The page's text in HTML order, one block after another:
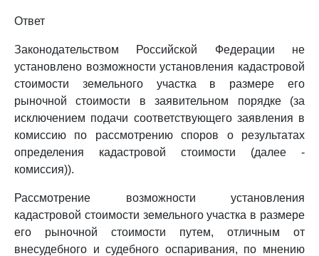
Ответ
Законодательством Российской Федерации не
установлено возможности установления кадастровой
стоимости земельного участка в размере его
рыночной стоимости в заявительном порядке (за
исключением подачи соответствующего заявления в
комиссию по рассмотрению споров о результатах
определения кадастровой стоимости (далее -
комиссия)).
Рассмотрение возможности установления
кадастровой стоимости земельного участка в размере
его рыночной стоимости путем, отличным от
внесудебного и судебного оспаривания, по мнению